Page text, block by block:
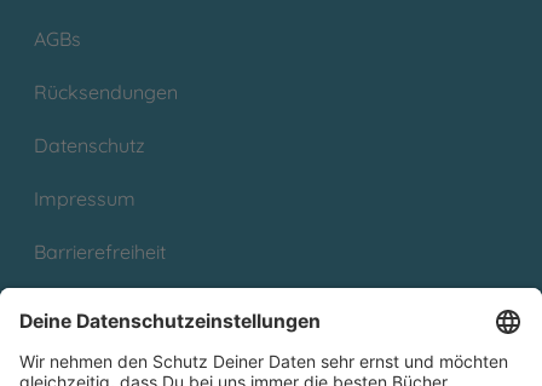
AGBs
Rücksendungen
Datenschutz
Impressum
Barrierefreiheit
Partnerprogramm (Affiliate)